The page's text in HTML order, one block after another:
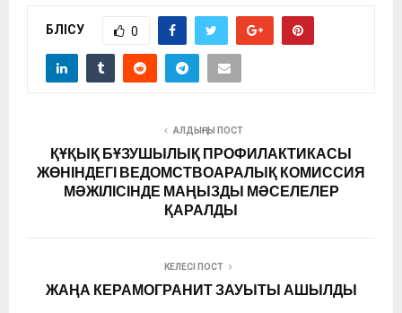
БӨЛІСУ 0
АЛДЫҢҒЫ ПОСТ
ҚҰҚЫҚ БҰЗУШЫЛЫҚ ПРОФИЛАКТИКАСЫ
ЖӨНІНДЕГІ ВЕДОМСТВОАРАЛЫҚ КОМИССИЯ
МӘЖІЛІСІНДЕ МАҢЫЗДЫ МӘСЕЛЕЛЕР
ҚАРАЛДЫ
КЕЛЕСІ ПОСТ
ЖАҢА КЕРАМОГРАНИТ ЗАУЫТЫ АШЫЛДЫ